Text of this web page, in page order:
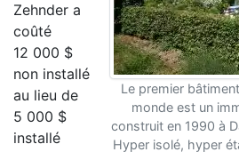
Le premier
monde est un
construit en 1990 à
Hyper isolé, hyper
Zehnder a
coûté
12 000 $
non installé
au lieu de
5 000 $
installé